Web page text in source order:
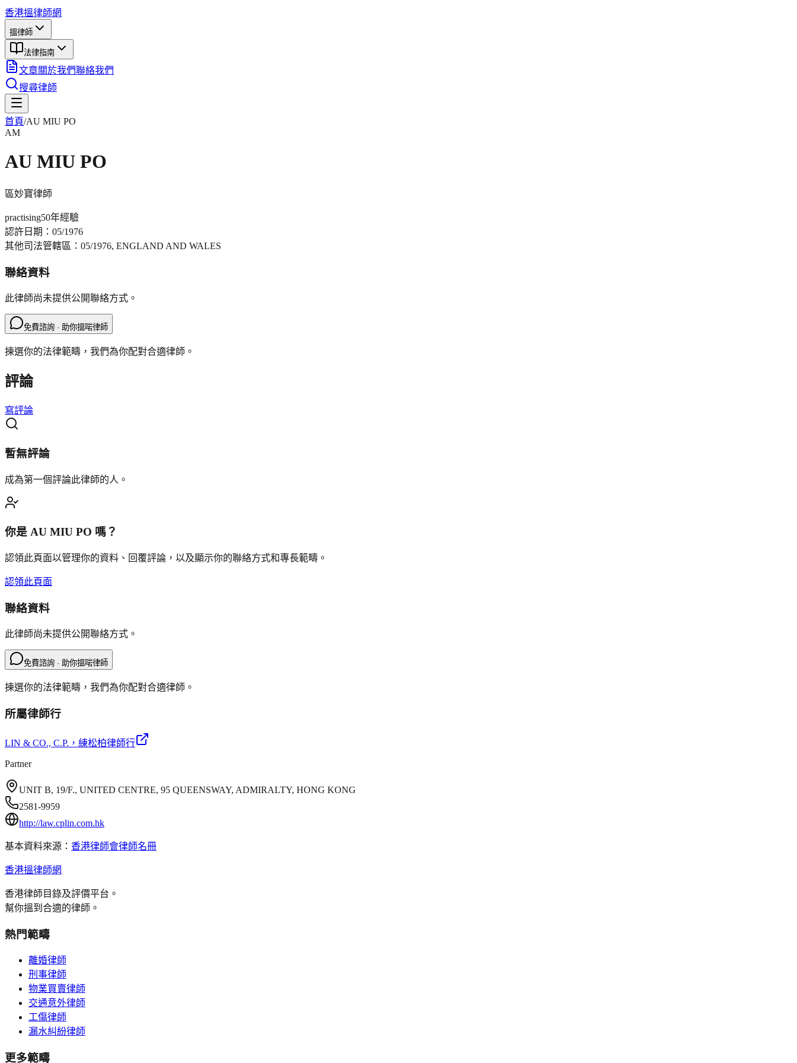
香港搵律師網
搵律師
法律指南
文章關於我們聯絡我們
搜尋律師
首頁/AU MIU PO
AM
AU MIU PO
區妙寶律師
practising50年經驗
認許日期： 05/1976
其他司法管轄區： 05/1976, ENGLAND AND WALES
聯絡資料
此律師尚未提供公開聯絡方式。
免費諮詢 · 助你搵啱律師
揀選你的法律範疇，我們為你配對合適律師。
評論
寫評論
暫無評論
成為第一個評論此律師的人。
你是 AU MIU PO 嗎？
認領此頁面以管理你的資料、回覆評論，以及顯示你的聯絡方式和專長範疇。
認領此頁面
聯絡資料
此律師尚未提供公開聯絡方式。
免費諮詢 · 助你搵啱律師
揀選你的法律範疇，我們為你配對合適律師。
所屬律師行
LIN & CO., C.P. ，練松柏律師行
Partner
UNIT B, 19/F., UNITED CENTRE, 95 QUEENSWAY, ADMIRALTY, HONG KONG
2581-9959
http://law.cplin.com.hk
基本資料來源： 香港律師會律師名冊
香港搵律師網
香港律師目錄及評價平台。
幫你搵到合適的律師。
熱門範疇
離婚律師
刑事律師
物業買賣律師
交通意外律師
工傷律師
漏水糾紛律師
更多範疇